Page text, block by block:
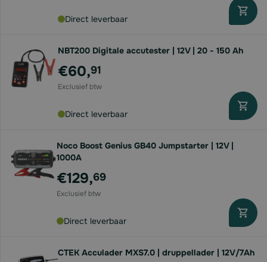
Direct leverbaar
NBT200 Digitale accutester | 12V | 20 - 150 Ah
€60,91
Direct leverbaar
Noco Boost Genius GB40 Jumpstarter | 12V |
1000A
€129,69
Direct leverbaar
CTEK Acculader MXS7.0 | druppellader | 12V/7Ah